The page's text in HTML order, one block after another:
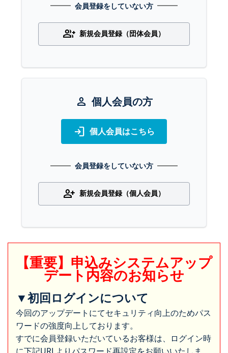
会員登録をしていない方
group_add 新規会員登録（団体会員）
person 個人会員の方
login 個人会員はこちら
会員登録をしていない方
person_add 新規会員登録（個人会員）
【重要】申込みシステムアップ
デート内容のお知らせ
▼初回ログインについて
今回のアップデートにてセキュリティ向上のためパス
ワードの強度向上しております。
すでに会員登録いただいているお客様は、ログイン時